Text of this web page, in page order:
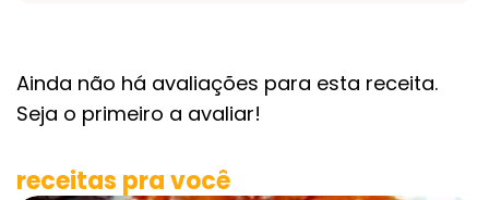
Ainda não há avaliações para esta receita.
Seja o primeiro a avaliar!
receitas pra você